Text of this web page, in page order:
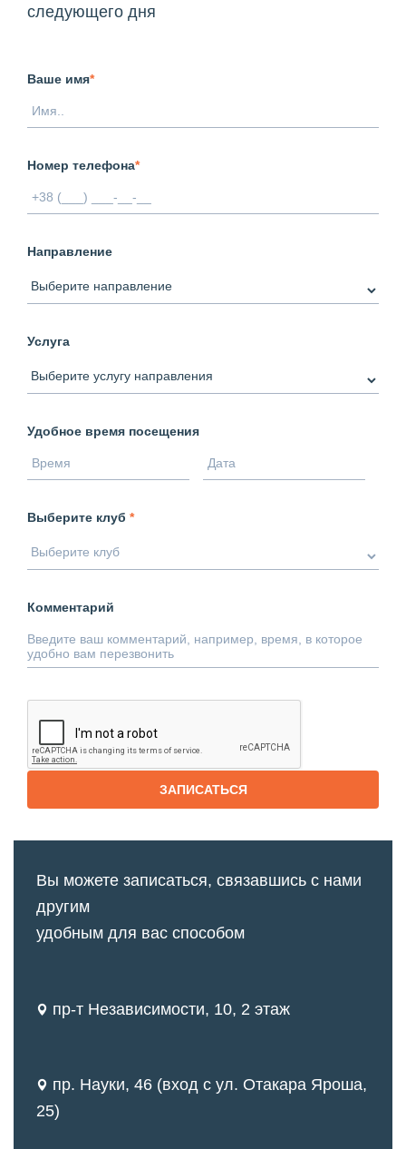
следующего дня
Ваше имя*
Номер телефона*
Направление
Услуга
Удобное время посещения
Выберите клуб *
Комментарий
ЗАПИСАТЬСЯ
Вы можете записаться, связавшись с нами
другим
удобным для вас способом
пр-т Независимости, 10, 2 этаж
пр. Науки, 46 (вход с ул. Отакара Яроша,
25)